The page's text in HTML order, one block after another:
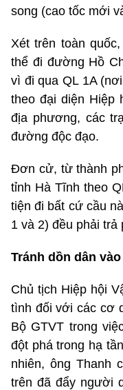
song (cao tốc mới
Xét trên toàn
thể đi đường Hồ
vì đi qua QL 1A
theo đại diện Hiệp
địa phương, các
đường độc đạo.
Đơn cử, từ thành
tỉnh Hà Tĩnh theo
tiện đi bất cứ cầu
1 và 2) đều phải trả
Tránh dồn dân
Chủ tịch Hiệp hội
tình đối với các cơ
Bộ GTVT trong
đột phá trong hạ
nhiên, ông Thanh
trên đã đẩy người